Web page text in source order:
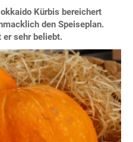
Kürbis bereichert
den Speiseplan.
er sehr beliebt.